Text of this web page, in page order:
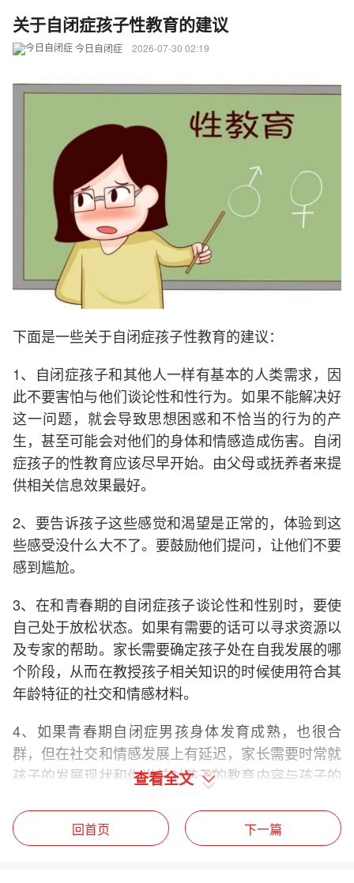
关于自闭症孩子性教育的建议
今日自闭症 2026-07-30 02:19
下面是一些关于自闭症孩子性教育的建议：
1、自闭症孩子和其他人一样有基本的人类需求，因
此不要害怕与他们谈论性和性行为。如果不能解决好
这一问题，就会导致思想困惑和不恰当的行为的产
生，甚至可能会对他们的身体和情感造成伤害。自闭
症孩子的性教育应该尽早开始。由父母或抚养者来提
供相关信息效果最好。
2、要告诉孩子这些感觉和渴望是正常的，体验到这
些感受没什么大不了。要鼓励他们提问，让他们不要
感到尴尬。
3、在和青春期的自闭症孩子谈论性和性别时，要使
自己处于放松状态。如果有需要的话可以寻求资源以
及专家的帮助。家长需要确定孩子处在自我发展的哪
个阶段，从而在教授孩子相关知识的时候使用符合其
年龄特征的社交和情感材料。
4、如果青春期自闭症男孩身体发育成熟，也很合
群，但在社交和情感发展上有延迟，家长需要时常就
孩子的发展现状和你当前对孩子的教育内容与孩子的
可以和当地相关机构进行交流。这将有助于防止孩子
的任何可能的不当公共行为所带来的社会和（或）法
查看全文
回首页 下一篇